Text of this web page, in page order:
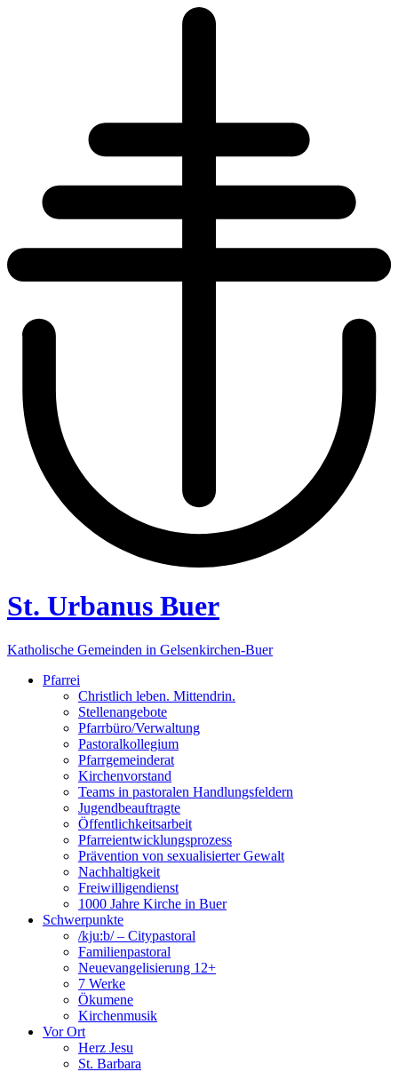
St. Urbanus Buer
Katholische Gemeinden in Gelsenkirchen-Buer
Pfarrei
Christlich leben. Mittendrin.
Stellenangebote
Pfarrbüro/Verwaltung
Pastoralkollegium
Pfarrgemeinderat
Kirchenvorstand
Teams in pastoralen Handlungsfeldern
Jugendbeauftragte
Öffentlichkeitsarbeit
Pfarreientwicklungsprozess
Prävention von sexualisierter Gewalt
Nachhaltigkeit
Freiwilligendienst
1000 Jahre Kirche in Buer
Schwerpunkte
/kju:b/ – Citypastoral
Familienpastoral
Neuevangelisierung 12+
7 Werke
Ökumene
Kirchenmusik
Vor Ort
Herz Jesu
St. Barbara